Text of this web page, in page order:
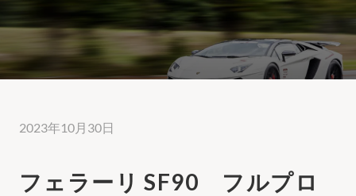
2023年10月30日
フェラーリ SF90 フルプロ